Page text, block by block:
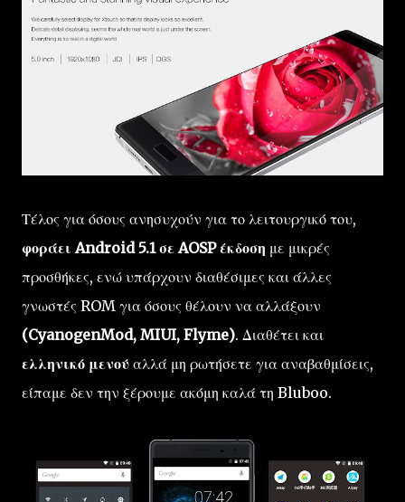
Τέλος για όσους ανησυχούν για το λειτουργικό του,
φοράει Android 5.1 σε AOSP έκδοση με μικρές
προσθήκες, ενώ υπάρχουν διαθέσιμες και άλλες
γνωστές ROM για όσους θέλουν να αλλάξουν
(CyanogenMod, MIUI, Flyme). Διαθέτει και
ελληνικό μενού αλλά μη ρωτήσετε για αναβαθμίσεις,
είπαμε δεν την ξέρουμε ακόμη καλά τη Bluboo.